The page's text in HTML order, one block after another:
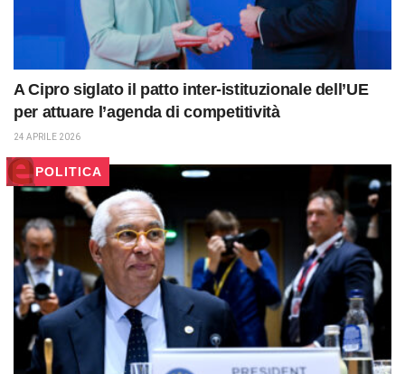
A Cipro siglato il patto inter-istituzionale dell’UE
per attuare l’agenda di competitività
24 APRILE 2026
POLITICA